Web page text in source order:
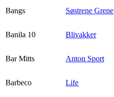
Bangs
Søstrene Grene
Banila 10 Blivakker
Bar Mitts
Anton Sport
Barbeco Life